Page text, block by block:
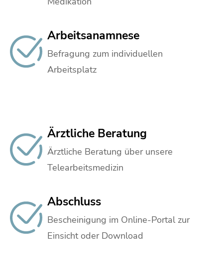
Arbeitsanamnese
Befragung zum individuellen
Arbeitsplatz
Ärztliche Beratung
Ärztliche Beratung über unsere
Telearbeitsmedizin
Abschluss
Bescheinigung im Online-Portal zur
Einsicht oder Download